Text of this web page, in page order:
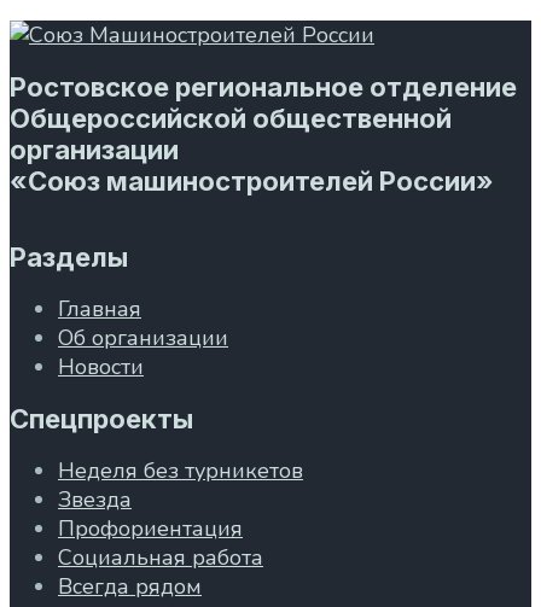
Ростовское региональное отделение
Общероссийской общественной
организации
«Союз машиностроителей России»
Разделы
Главная
Об организации
Новости
Спецпроекты
Неделя без турникетов
Звезда
Профориентация
Социальная работа
Всегда рядом